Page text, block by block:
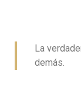
La
demás.